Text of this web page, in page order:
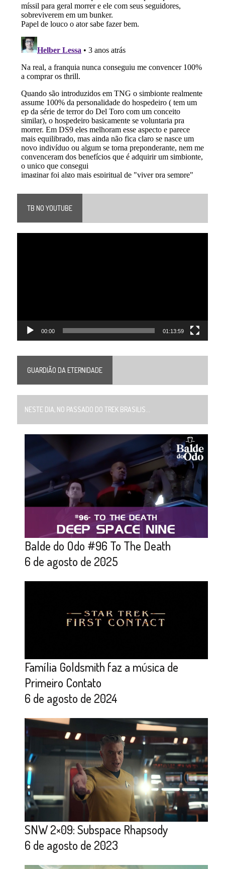
TB NO YOUTUBE
00:00 01:13:59
GUARDIÃO DA ETERNIDADE
NESTE DIA, NO PASSADO DO TREK BRASILIS...
Balde do Odo #96 To The Death
6 de agosto de 2025
Família Goldsmith faz a música de
Primeiro Contato
6 de agosto de 2024
SNW 2×09: Subspace Rhapsody
6 de agosto de 2023